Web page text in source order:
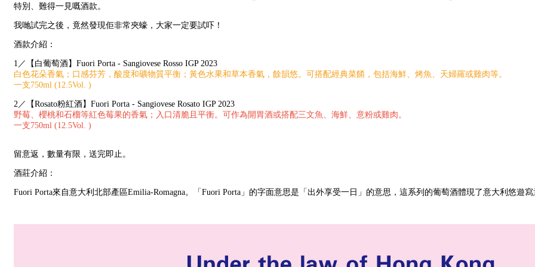
特別、難得一見嘅酒款。
我哋試完之後，竟然發現佢非常夾蠔，大家一定要試吓！
酒款介紹：
1／【白葡萄酒】Fuori Porta - Sangiovese Rosso IGP 2023
白色花朵香氣；口感芬芳，酸度和礦物質平衡；黃色水果和草本香氣，餘韻悠。可搭配經典菜餚，包括海鮮、烤魚、天婦羅或雞肉等。
一支750ml (12.5Vol. )
2／【Rosato粉紅酒】Fuori Porta - Sangiovese Rosato IGP 2023
野莓、櫻桃和石榴等紅色莓果的香氣；入口清脆且平衡。可作為開胃酒或搭配三文魚、海鮮、意粉或雞肉。
一支750ml (12.5Vol. )
留意返，數量有限，送完即止。
酒莊介紹：
Fuori Porta來自意大利北部產區Emilia-Romagna。「Fuori Porta」的字面意思是「出外享受一日」的意思，這系列的葡萄酒體現了意大利悠遊寫